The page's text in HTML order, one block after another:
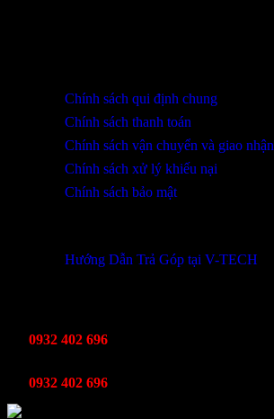
Chính sách qui định chung
Chính sách thanh toán
Chính sách vận chuyển và giao nhận
Chính sách xử lý khiếu nại
Chính sách bảo mật
Hướng Dẫn Trả Góp tại V-TECH
0932 402 696
0932 402 696